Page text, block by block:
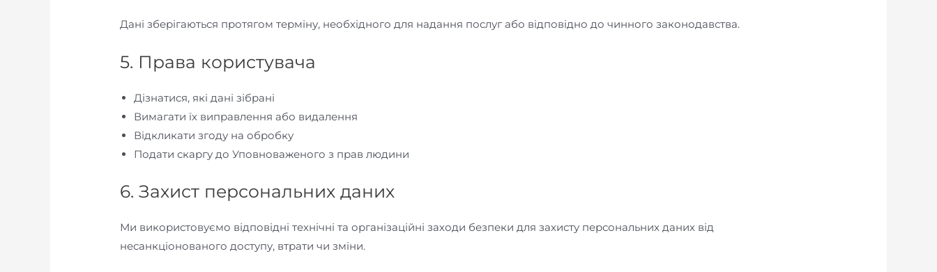
Дані зберігаються протягом терміну, необхідного для надання послуг або відповідно до чинного законодавства.
5. Права користувача
Дізнатися, які дані зібрані
Вимагати їх виправлення або видалення
Відкликати згоду на обробку
Подати скаргу до Уповноваженого з прав людини
6. Захист персональних даних
Ми використовуємо відповідні технічні та організаційні заходи безпеки для захисту персональних даних від
несанкціонованого доступу, втрати чи зміни.